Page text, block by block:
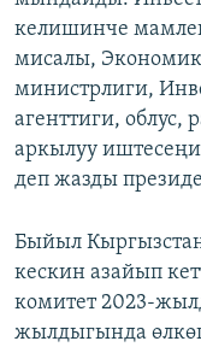
келишинче
мисалы,
министрлиги,
агенттиги,
аркылуу
деп жазды
Быйыл
кескин азайып
комитет 2023-
жылдыгында